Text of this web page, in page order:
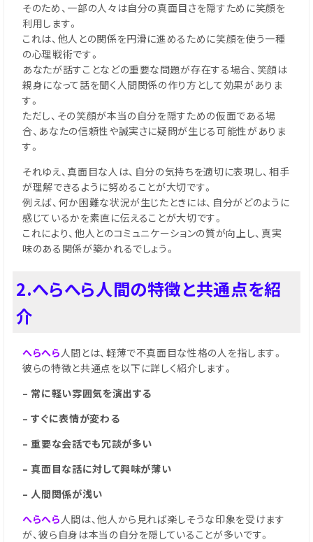
そのため、一部の人々は自分の真面目さを隠すために笑顔を
利用します。
これは、他人との関係を円滑に進めるために笑顔を使う一種
の心理戦術です。
あなたが話すことなどの重要な問題が存在する場合、笑顔は
親身になって話を聞く人間関係の作り方として効果がありま
す。
ただし、その笑顔が本当の自分を隠すための仮面である場
合、あなたの信頼性や誠実さに疑問が生じる可能性がありま
す。
それゆえ、真面目な人は、自分の気持ちを適切に表現し、相手
が理解できるように努めることが大切です。
例えば、何か困難な状況が生じたときには、自分がどのように
感じているかを素直に伝えることが大切です。
これにより、他人とのコミュニケーションの質が向上し、真実
味のある関係が築かれるでしょう。
2.へらへら人間の特徴と共通点を紹
介
へらへら人間とは、軽薄で不真面目な性格の人を指します。
彼らの特徴と共通点を以下に詳しく紹介します。
– 常に軽い雰囲気を演出する
– すぐに表情が変わる
– 重要な会話でも冗談が多い
– 真面目な話に対して興味が薄い
– 人間関係が浅い
へらへら人間は、他人から見れば楽しそうな印象を受けます
が、彼ら自身は本当の自分を隠していることが多いです。